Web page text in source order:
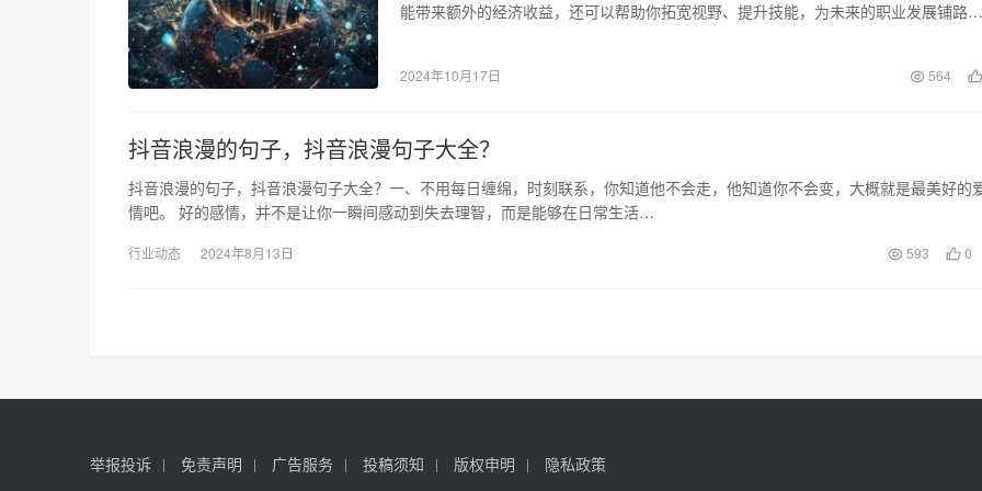
能带来额外的经济收益，还可以帮助你拓宽视野、提升技能，为未来的职业发展铺路。
2024年10月17日 564
抖音浪漫的句子，抖音浪漫句子大全？
抖音浪漫的句子，抖音浪漫句子大全？一、不用每日缠绵，时刻联系，你知道他不会走，他知道你不会变，大概就是最美好的
情吧。 好的感情，并不是让你一瞬间感动到失去理智，而是能够在日常生活…
行业动态 2024年8月13日 593 0
举报投诉 免责声明 广告服务 投稿须知 版权申明
隐私政策